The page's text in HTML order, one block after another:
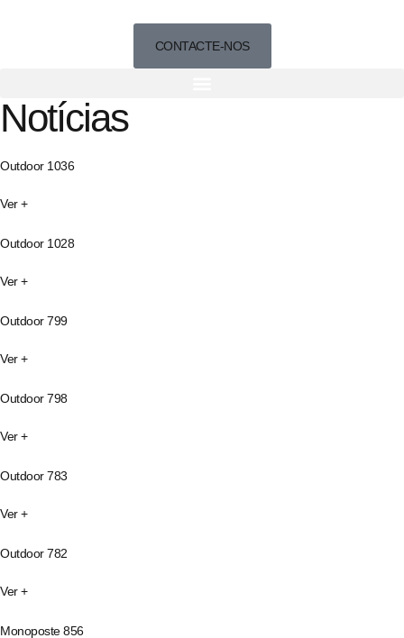
CONTACTE-NOS
Notícias
Outdoor 1036
Ver +
Outdoor 1028
Ver +
Outdoor 799
Ver +
Outdoor 798
Ver +
Outdoor 783
Ver +
Outdoor 782
Ver +
Monoposte 856